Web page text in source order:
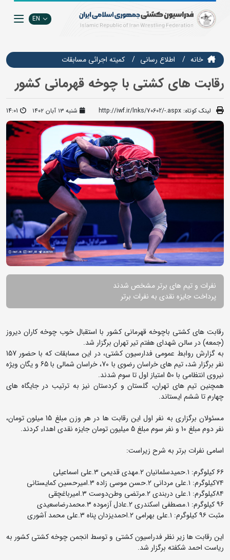
EN
خانه اطلاع رسانی كميته اجرائي مسابقات
رقابت های کشتی با چوخه قهرمانی کشور
لینک کوتاه: http://iwf.ir/lnks/70602/-.aspx شنبه ۱۳ آبان ۱۴۰۲ 14:01
نفرات و تیم های برتر مشخص شدند
پرداخت جایزه نقدی به نفرات برتر
رقابت های کشتی باچوخه قهرمانی کشور با استقبال خوب چوخه کاران دیروز
(جمعه) در سالن شهدای هفتم تیر تهران برگزار شد.
به گزارش روابط عمومی فدارسیون کشتی، در این مسابقات که با حضور 157
نفر برگزار شد، تیم های خراسان رضوی با 70، خراسان شمالی با 65 و یگان ویژه
نیروی انتظامی با 50 امتیاز اول تا سوم شدند.
همچنین تیم های تهران، گلستان و کردستان نیز به ترتیب در جایگاه های
چهارم تا ششم ایستاند.
مسئولان برگزاری به نفر اول این رقابت ها در هر وزن مبلغ 15 میلون تومان،
نفر دوم مبلغ 10 و نفر سوم مبلغ 5 میلیون تومان جایزه نقدی اهداء کردند.
اسامی نفرات برتر به شرح زیراست:
۶۶ کیلوگرم: ۱.حمیدسلمانیان ۲.مهدی قدیمی ۳.علی اسماعیلی
۷۴کیلوگرم: ۱.علی مردانی ۲.حسن موسی زاده ۳.امیرحسین کمایستانی
۸۴کیلوگرم: ۱.علی دربندی ۲.مرتضی وطن‌دوست ۳.امیرباغچقی
۹6 کیلوگرم: ۱.مصطفی اسکندری ۲.عادل آزموده ۳.محمدرضاسعیدی
مثبت ۹۶ کیلوگرم: ۱.علی بهرامی ۲.احمدیزدان پناه ۳.علی محمد آشوری
این رقابت ها زیر نظر فدراسیون کشتی و توسط انجمن چوخه کشتی کشور به
ریاست احمد شکفته برگزار شد.